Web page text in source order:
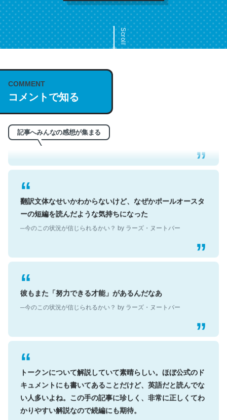
Scroll
COMMENT
コメントで知る
記事へみんなの感想が集まる
これは名文。彼はとてもクレバーなんだろうなと凄く思
─今のこの状況が信じられるかい？ by ラーズ・ヌートバー
翻訳文体なせいかわからないけど、なぜかポールオースタ
ーの短編を読んだような気持ちになった
─今のこの状況が信じられるかい？ by ラーズ・ヌートバー
彼もまた「努力できる才能」があるんだなあ
─今のこの状況が信じられるかい？ by ラーズ・ヌートバー
トークンについて解説していて素晴らしい。ほぼ公式のド
キュメントにも書いてあることだけど、英語だと読んでな
い人多いよね。この手の記事に珍しく、非常に正しくてわ
かりやすい解説なので続編にも期待。